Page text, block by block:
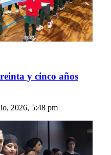
y cinco años
2026, 5:48 pm